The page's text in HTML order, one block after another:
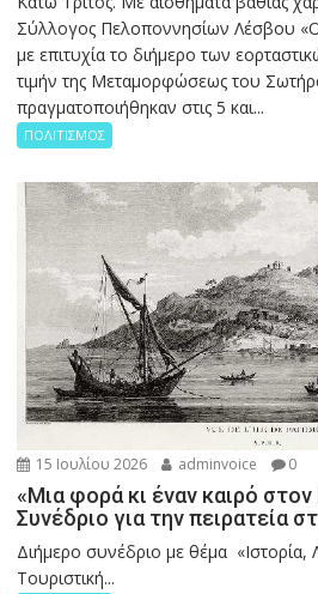
Σύλλογος Πελοποννησίων Λέσβου
με επιτυχία το διήμερο των
τιμήν της Μεταμορφώσεως του
πραγματοποιήθηκαν στις 5 και...
ΠΟΛΙΤΙΣΜΟΣ
15 Ιουλίου 2026 adminvoice 0
«Μια φορά κι έναν καιρό
Συνέδριο για την πειρατεία
Διήμερο συνέδριο με θέμα «Ιστορία,
Τουριστική...